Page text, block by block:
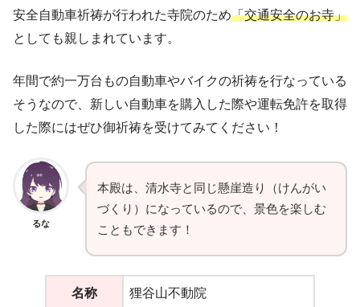
安全自動車祈祷が行われた寺院のため「交通安全のお寺」
としても親しまれています。
年間で約一万台もの自動車やバイクの祈祷を行なっている
そうなので、新しい自動車を購入した際や運転免許を取得
した際にはぜひ御祈祷を受けてみてください！
るな
本殿は、清水寺と同じ懸崖造り（けんがい
づくり）になっているので、景色を楽しむ
こともできます！
名称 狸谷山不動院